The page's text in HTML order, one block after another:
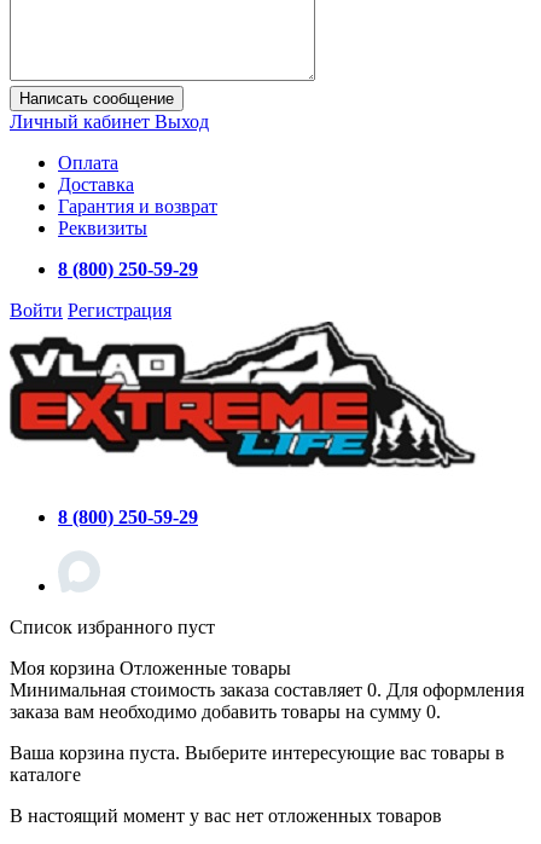
Написать сообщение
Личный кабинет Выход
Оплата
Доставка
Гарантия и возврат
Реквизиты
8 (800) 250-59-29
Войти Регистрация
8 (800) 250-59-29
Список избранного пуст
Моя корзина Отложенные товары
Минимальная стоимость заказа составляет 0. Для оформления
заказа вам необходимо добавить товары на сумму 0.
Ваша корзина пуста. Выберите интересующие вас товары в
каталоге
В настоящий момент у вас нет отложенных товаров